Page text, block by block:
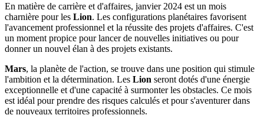
En matière de carrière et d'affaires, janvier 2024 est un mois
charnière pour les Lion. Les configurations planétaires favorisent
l'avancement professionnel et la réussite des projets d'affaires. C'est
un moment propice pour lancer de nouvelles initiatives ou pour
donner un nouvel élan à des projets existants.
Mars, la planète de l'action, se trouve dans une position qui stimule
l'ambition et la détermination. Les Lion seront dotés d'une énergie
exceptionnelle et d'une capacité à surmonter les obstacles. Ce mois
est idéal pour prendre des risques calculés et pour s'aventurer dans
de nouveaux territoires professionnels.